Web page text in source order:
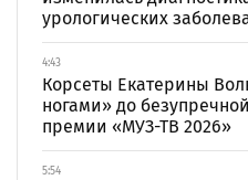
урологических
4:43
Корсеты Екатерины
ногами» до
премии «МУЗ-ТВ 2026»
5:54